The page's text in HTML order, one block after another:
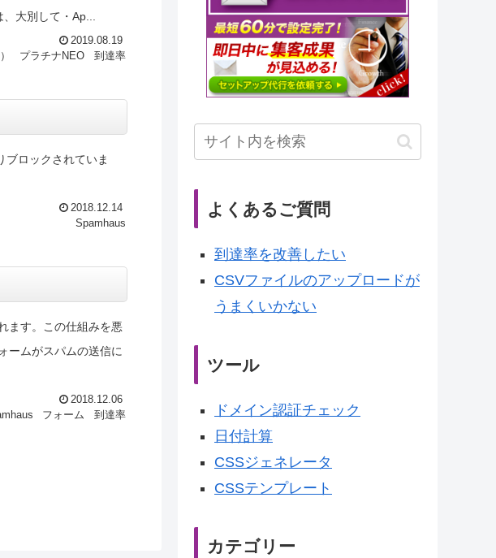
大別して・Ap...
2019.08.19
プラチナNEO 到達率
ロックされていま
2018.12.14
Spamhaus
ます。この仕組みを悪
ームがスパムの送信に
2018.12.06
フォーム 到達率
よくあるご質問
到達率を改善したい
CSVファイルのアップロードが
うまくいかない
ツール
ドメイン認証チェック
日付計算
CSSジェネレータ
CSSテンプレート
カテゴリー